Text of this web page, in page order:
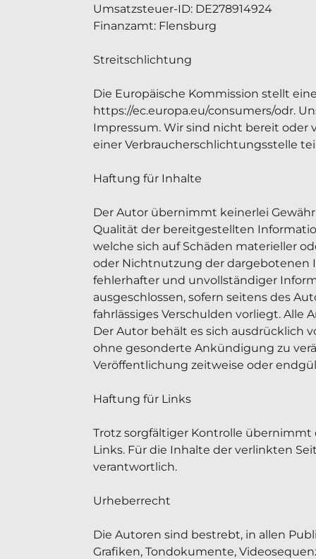
Umsatzsteuer-ID: DE278914924
Finanzamt: Flensburg
Streitschlichtung
Die Europäische Kommission stellt
https://ec.europa.eu/consumers/odr.
Impressum. Wir sind nicht bereit oder
einer Verbraucherschlichtungsstelle
Haftung für Inhalte
Der Autor übernimmt keinerlei
Qualität der bereitgestellten
welche sich auf Schäden materieller
oder Nichtnutzung der dargebotenen
fehlerhafter und unvollständiger
ausgeschlossen, sofern seitens des
fahrlässiges Verschulden vorliegt.
Der Autor behält es sich ausdrücklich
ohne gesonderte Ankündigung zu
Veröffentlichung zeitweise oder
Haftung für Links
Trotz sorgfältiger Kontrolle
Links. Für die Inhalte der verlinkten
verantwortlich.
Urheberrecht
Die Autoren sind bestrebt, in allen
Grafiken, Tondokumente,